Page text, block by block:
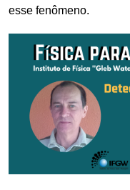
esse fenômeno.